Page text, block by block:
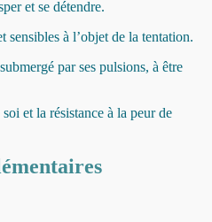
et se détendre.
sensibles à l’objet de la tentation.
par ses pulsions, à être
et la résistance à la peur de